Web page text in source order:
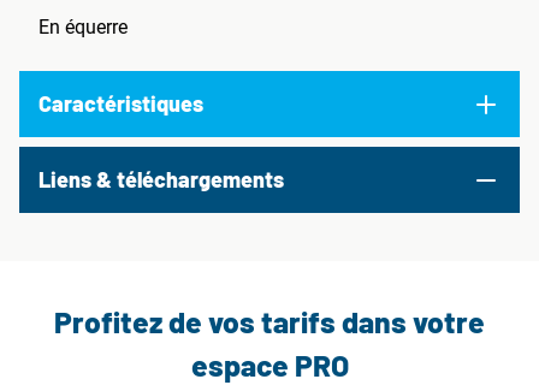
En équerre
Caractéristiques
Liens & téléchargements
Profitez de vos tarifs dans votre
espace PRO